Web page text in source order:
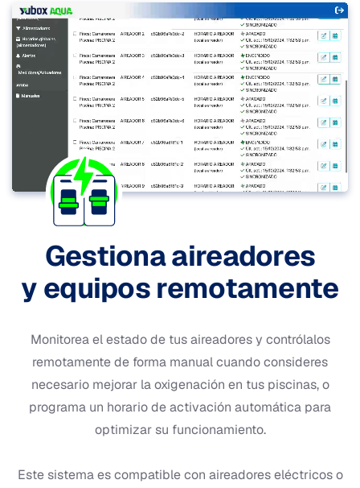
Gestiona aireadores
y equipos remotamente
Monitorea el estado de tus aireadores y contrólalos
remotamente de forma manual cuando consideres
necesario mejorar la oxigenación en tus piscinas, o
programa un horario de activación automática para
optimizar su funcionamiento.
Este sistema es compatible con aireadores eléctricos o